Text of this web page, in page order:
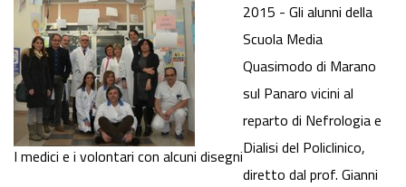
I medici e i volontari con alcuni disegni
2015 - Gli alunni della
Scuola Media
Quasimodo di Marano
sul Panaro vicini al
reparto di Nefrologia e
Dialisi del Policlinico,
diretto dal prof. Gianni